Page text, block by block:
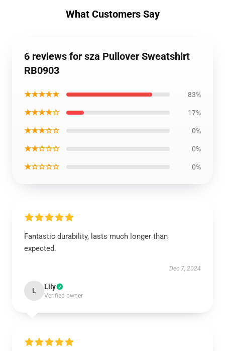
What Customers Say
6 reviews for sza Pullover Sweatshirt
RB0903
★★★★★ 83%
★★★★☆ 17%
★★★☆☆ 0%
★★☆☆☆ 0%
★☆☆☆☆ 0%
Fantastic durability, lasts much longer than
expected.
Dec 7, 2024
L Lily
Verified owner